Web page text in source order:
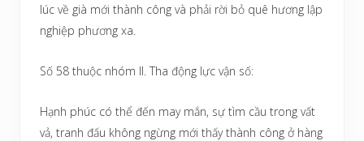
lúc về già mới thành công và phải rời bỏ quê hương lập
nghiệp phương xa.
Số 58 thuộc nhóm II. Tha động lực vận số:
Hạnh phúc có thể đến may mắn, sự tìm cầu trong vất
vả, tranh đấu không ngừng mới thấy thành công ở hàng